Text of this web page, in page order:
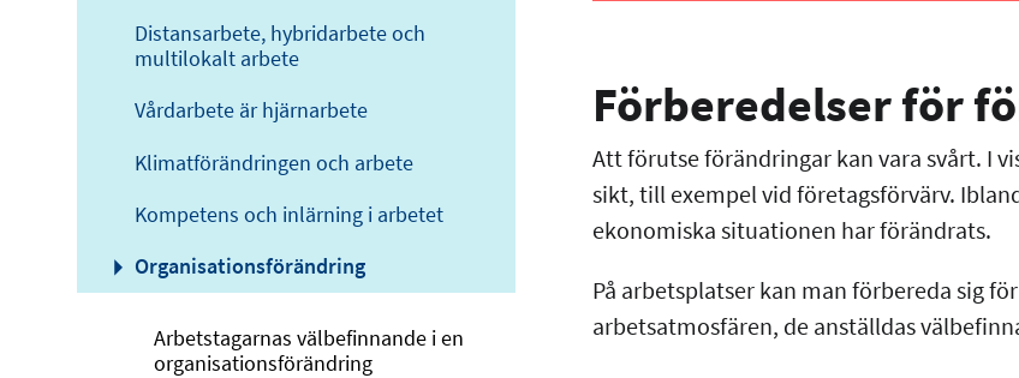
Förberedelser för
Att förutse förändringar kan vara svårt. I
sikt, till exempel vid företagsförvärv.
ekonomiska situationen har förändrats.
På arbetsplatser kan man förbereda sig
arbetsatmosfären, de anställdas
Distansarbete, hybridarbete och
multilokalt arbete
Vårdarbete är hjärnarbete
Klimatförändringen och arbete
Kompetens och inlärning i arbetet
Organisationsförändring
Arbetstagarnas välbefinnande i en
organisationsförändring